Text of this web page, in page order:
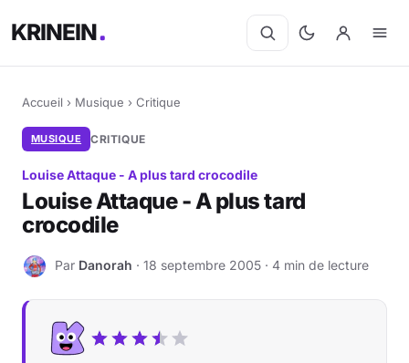
KRINEIN
Accueil › Musique › Critique
MUSIQUE CRITIQUE
Louise Attaque - A plus tard crocodile
Louise Attaque - A plus tard
crocodile
D Par Danorah · 18 septembre 2005 · 4 min de lecture